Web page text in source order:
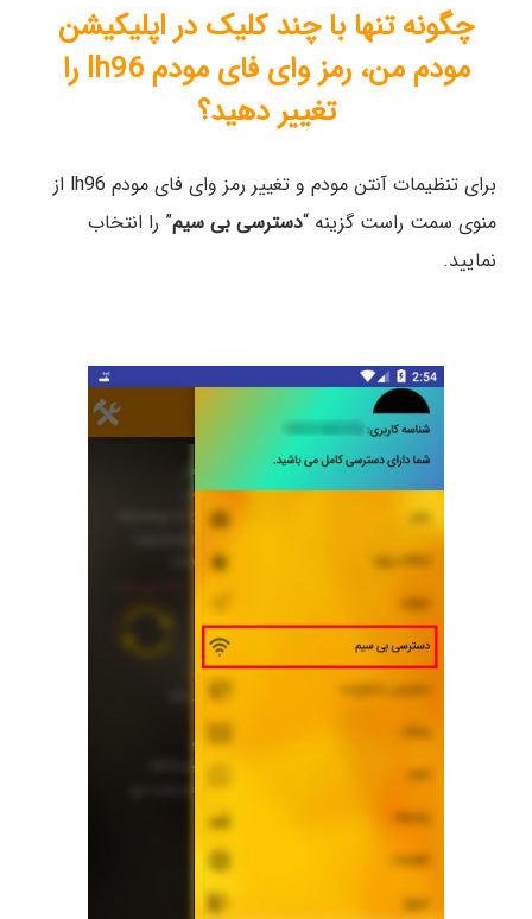
چگونه تنها با چند کلیک در اپلیکیشن
مودم من، رمز وای فای مودم lh96 را
تغییر دهید؟
برای تنظیمات آنتن مودم و تغییر رمز وای فای مودم lh96 از
منوی سمت راست گزینه “دسترسی بی سیم” را انتخاب
نمایید.